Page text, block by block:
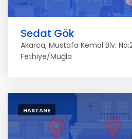
Sedat Gök
Akarca, Mustafa Kemal Blv.
Fethiye/Muğla
HASTANE